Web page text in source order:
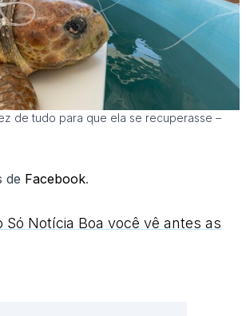
de tudo para que ela se recuperasse –
de Facebook.
Só Notícia Boa você vê antes as